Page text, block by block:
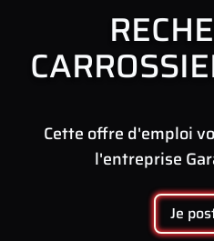
Cette offre d'emploi
l'entreprise
Je